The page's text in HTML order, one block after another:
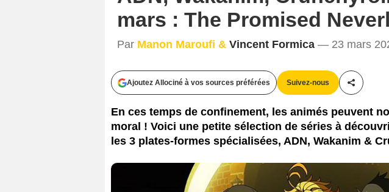
mars : The Promised
Par Manon Maroufi & Vincent Formica — 23 mars
Ajoutez Allociné à vos sources préférées Suivez-nous
Partager
En ces temps de confinement, les animés peuvent
moral ! Voici une petite sélection de séries à
les 3 plates-formes spécialisées, ADN, Wakanim &